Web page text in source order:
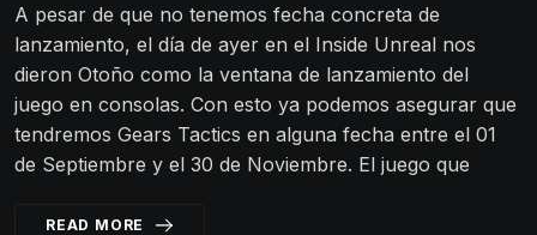
A pesar de que no tenemos fecha concreta de
lanzamiento, el día de ayer en el Inside Unreal nos
dieron Otoño como la ventana de lanzamiento del
juego en consolas. Con esto ya podemos asegurar que
tendremos Gears Tactics en alguna fecha entre el 01
de Septiembre y el 30 de Noviembre. El juego que
READ MORE